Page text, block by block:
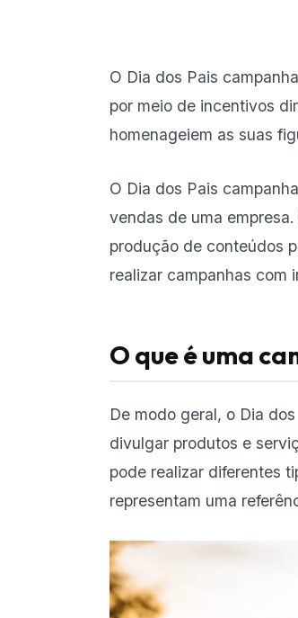
O Dia dos Pais
por meio de incentivos
homenageiem as suas
O Dia dos Pais
vendas de uma
produção de conteúdos
realizar campanhas com
O que é uma
De modo geral, o Dia
divulgar produtos e
pode realizar diferentes
representam uma